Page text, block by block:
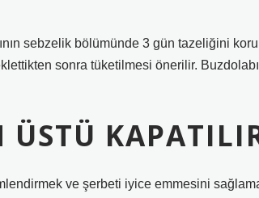
sebzelik bölümünde 3 gün tazeliğini
sonra tüketilmesi önerilir.
ÜSTÜ
ve şerbeti iyice emmesini